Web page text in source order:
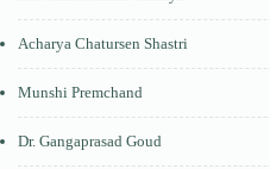
Acharya Chatursen Shastri
Munshi Premchand
Dr. Gangaprasad Goud